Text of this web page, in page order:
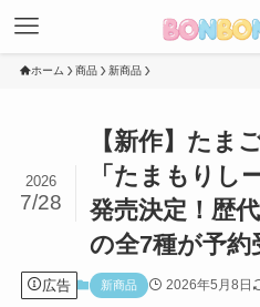
ホーム 商品 新商品
【新作】たま
「たまもりし
発売決定！歴
の全7種が予約
2026
7/28
広告 新商品 2026年5月8日